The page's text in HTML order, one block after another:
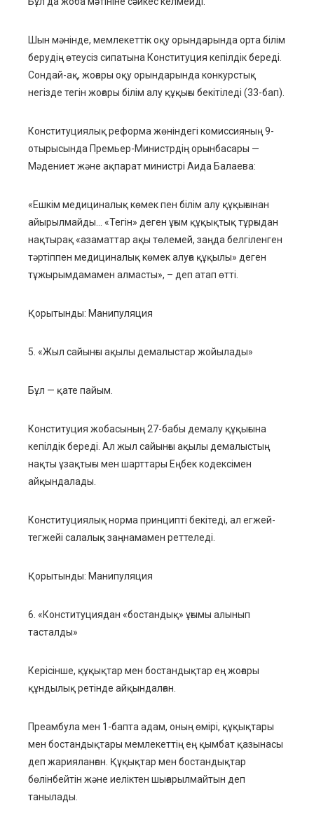
Шын мәнінде, мемлекеттік оқу орындарында орта білім
берудің өтеусіз сипатына Конституция кепілдік береді.
Сондай-ақ, жоғары оқу орындарында конкурстық
негізде тегін жоғары білім алу құқығы бекітіледі (33-бап).
Конституциялық реформа жөніндегі комиссияның 9-
отырысында Премьер-Министрдің орынбасары —
Мәдениет және ақпарат министрі Аида Балаева:
«Ешкім медициналық көмек пен білім алу құқығынан
айырылмайды… «Тегін» деген ұғым құқықтық тұрғыдан
нақтырақ «азаматтар ақы төлемей, заңда белгіленген
тәртіппен медициналық көмек алуға құқылы» деген
тұжырымдамамен алмасты», – деп атап өтті.
Қорытынды: Манипуляция
5. «Жыл сайынғы ақылы демалыстар жойылады»
Бұл — қате пайым.
Конституция жобасының 27-бабы демалу құқығына
кепілдік береді. Ал жыл сайынғы ақылы демалыстың
нақты ұзақтығы мен шарттары Еңбек кодексімен
айқындалады.
Конституциялық норма принципті бекітеді, ал егжей-
тегжейі салалық заңнамамен реттеледі.
Қорытынды: Манипуляция
6. «Конституциядан «бостандық» ұғымы алынып
тасталды»
Керісінше, құқықтар мен бостандықтар ең жоғары
құндылық ретінде айқындалған.
Преамбула мен 1-бапта адам, оның өмірі, құқықтары
мен бостандықтары мемлекеттің ең қымбат қазынасы
деп жарияланған. Құқықтар мен бостандықтар
бөлінбейтін және иеліктен шығарылмайтын деп
танылады.